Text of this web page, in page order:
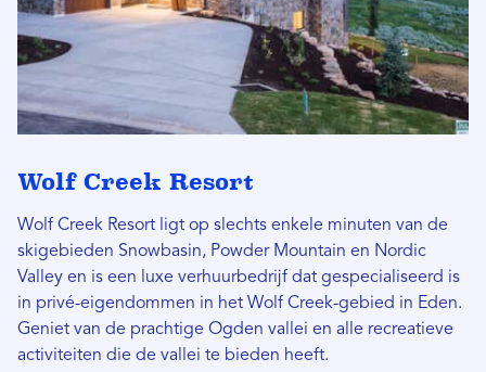
Wolf Creek Resort
Wolf Creek Resort ligt op slechts enkele minuten van de
skigebieden Snowbasin, Powder Mountain en Nordic
Valley en is een luxe verhuurbedrijf dat gespecialiseerd is
in privé-eigendommen in het Wolf Creek-gebied in Eden.
Geniet van de prachtige Ogden vallei en alle recreatieve
activiteiten die de vallei te bieden heeft.